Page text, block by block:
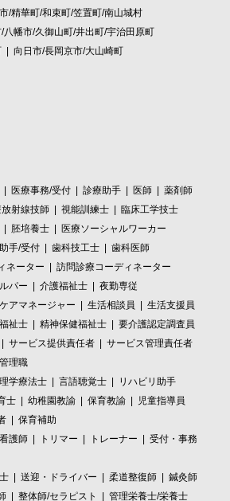
/精華町/和束町/笠置町/南山城村
八幡市/久御山町/井出町/宇治田原町
向日市/長岡京市/大山崎町
医療事務/受付 診療助手 医師
薬剤師
射線技師 視能訓練士
臨床工学技士
胚培養士
医療ソーシャルワーカー
手/受付 歯科技工士
歯科医師
ネーター
訪問診療コーディネーター
パー 介護福祉士
夜勤専従
アマネージャー 生活相談員
生活支援員
祉士 精神保健福祉士
要介護認定調査員
サービス提供責任者
サービス管理責任者
管理職
理学療法士 言語聴覚士
リハビリ助手
士 幼稚園教諭 保育教諭
児童指導員
保育補助
護師 トリマー トレーナー
受付・事務
送迎・ドライバー 柔道整復師
鍼灸師
整体師/セラピスト 管理栄養士/栄養士